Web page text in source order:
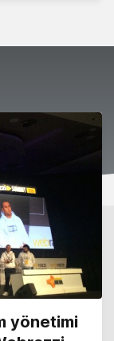
yönetimi